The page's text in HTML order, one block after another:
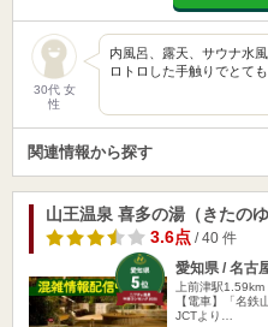
30代 女
性
内風呂、露天、サウナ水
ロトロした手触りでとて
関連情報から探す
山王温泉 喜多の湯（きたのゆ
3.6点/ 40 件
愛知県 / 名古
上前津駅1.59km
【電車】「名
JCTより…